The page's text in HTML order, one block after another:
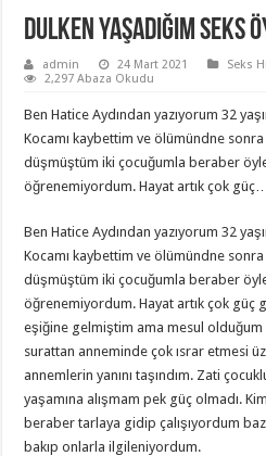
Dulken Yaşadığım Seks
admin 24 Mart 2021 Seks
2,297 Abaza Okudu
Ben Hatice Aydından yazıyorum 32
Kocamı kaybettim ve ölümündne
düşmüştüm iki çocuğumla beraber öyle
öğrenemiyordum. Hayat artık çok güç…
Ben Hatice Aydından yazıyorum 32
Kocamı kaybettim ve ölümündne
düşmüştüm iki çocuğumla beraber öyle
öğrenemiyordum. Hayat artık çok güç
eşiğine gelmiştim ama mesul olduğum
surattan anneminde çok ısrar etmesi
annemlerin yanını taşındım. Zati
yaşamına alışmam pek güç olmadı.
beraber tarlaya gidip çalışıyordum
bakıp onlarla ilgileniyordum.